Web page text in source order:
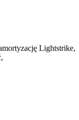
Lightstrike,